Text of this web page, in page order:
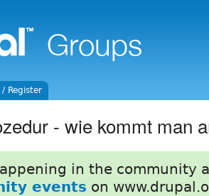
/ Register
- wie kommt man
in the community
events on